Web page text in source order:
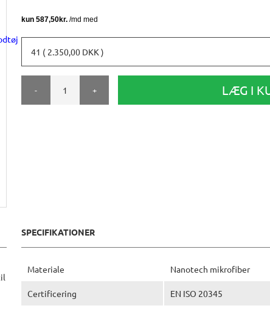
41 ( 2.350,00 DKK )
- + LÆG I
SPECIFIKATIONER
Materiale Nanotech mikrofiber
Certificering EN ISO 20345